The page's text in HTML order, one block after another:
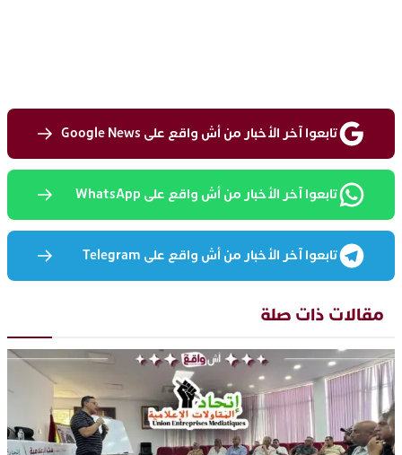
تابعوا آخر الأخبار من أش واقع على Google News
تابعوا آخر الأخبار من أش واقع على WhatsApp
تابعوا آخر الأخبار من أش واقع على Telegram
مقالات ذات صلة